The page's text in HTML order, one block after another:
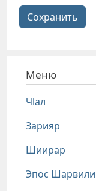
Сохранить
Меню
Чlал
Зарияр
Шиирар
Эпос Шарвили